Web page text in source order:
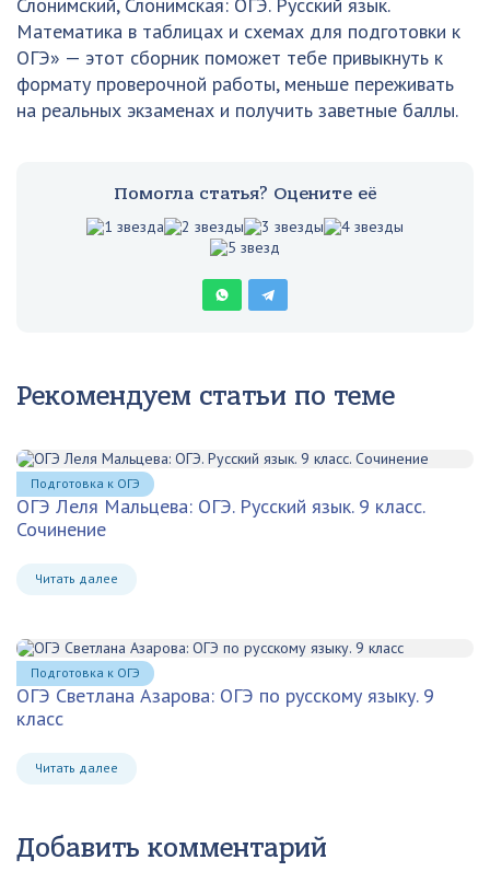
Слонимский, Слонимская: ОГЭ. Русский язык.
Математика в таблицах и схемах для подготовки к
ОГЭ» — этот сборник поможет тебе привыкнуть к
формату проверочной работы, меньше переживать
на реальных экзаменах и получить заветные баллы.
Помогла статья? Оцените её
Рекомендуем статьи по теме
ОГЭ Леля Мальцева: ОГЭ. Русский язык. 9 класс.
Сочинение
Читать далее
Подготовка к ОГЭ
ОГЭ Светлана Азарова: ОГЭ по русскому языку. 9
класс
Читать далее
Подготовка к ОГЭ
Добавить комментарий